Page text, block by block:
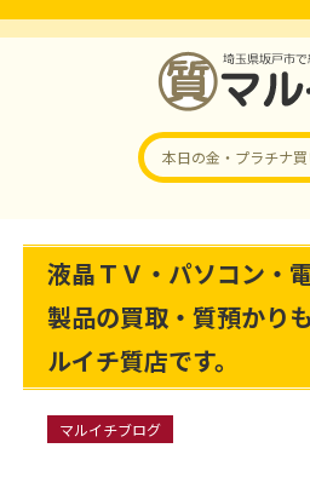
本日の金・プラチナ
液晶ＴＶ・パソコン・
製品の買取・質預かり
ルイチ質店です。
マルイチブログ